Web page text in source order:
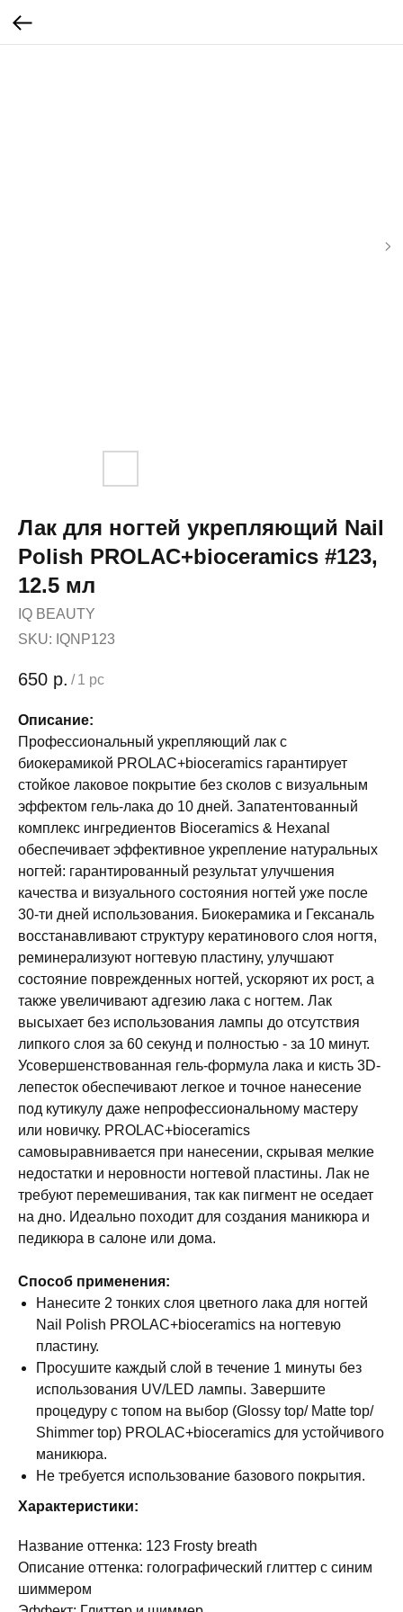
Лак для ногтей укрепляющий Nail
Polish PROLAC+bioceramics #123,
12.5 мл
IQ BEAUTY
SKU: IQNP123
650 р. / 1 pc
Описание:
Профессиональный укрепляющий лак с
биокерамикой PROLAC+bioceramics гарантирует
стойкое лаковое покрытие без сколов с визуальным
эффектом гель-лака до 10 дней. Запатентованный
комплекс ингредиентов Bioceramics & Hexanal
обеспечивает эффективное укрепление натуральных
ногтей: гарантированный результат улучшения
качества и визуального состояния ногтей уже после
30-ти дней использования. Биокерамика и Гексаналь
восстанавливают структуру кератинового слоя ногтя,
реминерализуют ногтевую пластину, улучшают
состояние поврежденных ногтей, ускоряют их рост, а
также увеличивают адгезию лака с ногтем. Лак
высыхает без использования лампы до отсутствия
липкого слоя за 60 секунд и полностью - за 10 минут.
Усовершенствованная гель-формула лака и кисть 3D-
лепесток обеспечивают легкое и точное нанесение
под кутикулу даже непрофессиональному мастеру
или новичку. PROLAC+bioceramics
самовыравнивается при нанесении, скрывая мелкие
недостатки и неровности ногтевой пластины. Лак не
требуют перемешивания, так как пигмент не оседает
на дно. Идеально походит для создания маникюра и
педикюра в салоне или дома.
Способ применения:
Нанесите 2 тонких слоя цветного лака для ногтей
Nail Polish PROLAC+bioceramics на ногтевую
пластину.
Просушите каждый слой в течение 1 минуты без
использования UV/LED лампы. Завершите
процедуру с топом на выбор (Glossy top/ Matte top/
Shimmer top) PROLAC+bioceramics для устойчивого
маникюра.
Не требуется использование базового покрытия.
Характеристики:
Название оттенка: 123 Frosty breath
Описание оттенка: голографический глиттер с синим
шиммером